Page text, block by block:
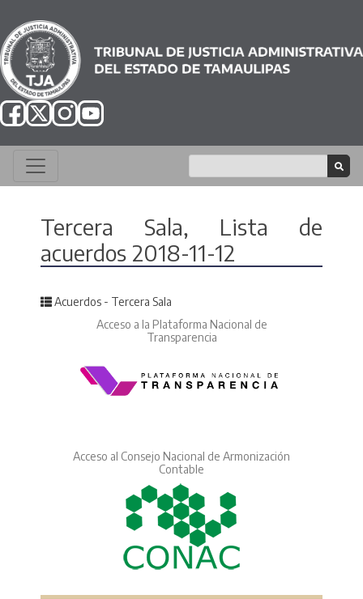
Tercera Sala, Lista de
acuerdos 2018-11-12
Posted in
Acuerdos - Tercera Sala
Acceso a la Plataforma Nacional de
Transparencia
Acceso al Consejo Nacional de Armonización
Contable